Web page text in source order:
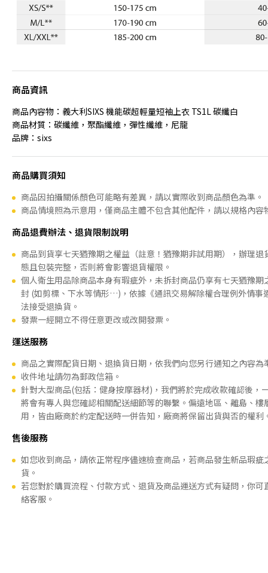
商品資訊
商品內容物：義大利SIXS 機能碳超輕量短袖上衣 TS1L 碳纖白
商品材質：碳纖維，聚酯纖維，彈性纖維，尼龍
品牌：sixs
商品購買須知
商品因拍攝關係顏色可能略有差異，請以實際收到商品顏色為準。
商品情境照為示意用，僅商品主體不包含其他配件，請以規格內容
商品退費辦法、退貨限制說明
商品到貨享七天猶豫期之權益（註意！猶豫期非試用期），辦理退
態且包裝完整，否則將會影響退貨權限。
個人衛生用品除商品本身有瑕疵外，未拆封商品仍享有七天猶豫期
封 (如剪標、下水等情形…)，依據《通訊交易解除權合理例外情事
法接受退換貨。
發票一經開立不得任意更改或改開發票。
運送服務
商品之實際配貨日期、退換貨日期，依我們向您另行通知之內容為
收件地址請勿為郵政信箱。
針對大型商品(包括：健身按摩器材)，我們將於完成收款確認後，
將會有專人與您確認相關配送細節等的聯繫。偏遠地區、離島、樓
用，皆由廠商於約定配送時一併告知，廠商將保留出貨與否的權利
售後服務
如您收到商品，請依正常程序儘速檢查商品，若商品發生新品瑕疵
貨。
若您對於購買流程、付款方式、退貨及商品運送方式有疑問，你
絡客服。